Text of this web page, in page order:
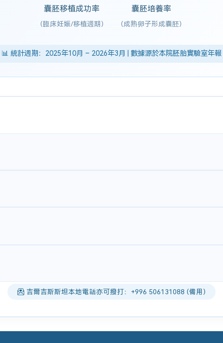
囊胚移植成功率
(臨床妊娠/移植週期)
囊胚培養率
(成熟卵子形成囊胚)
📊 統計週期：2025年10月 – 2026年3月 | 數據源於本院胚胎實驗室年報
吉爾吉斯斯坦本地電話亦可撥打：+996 506131088 (備用)